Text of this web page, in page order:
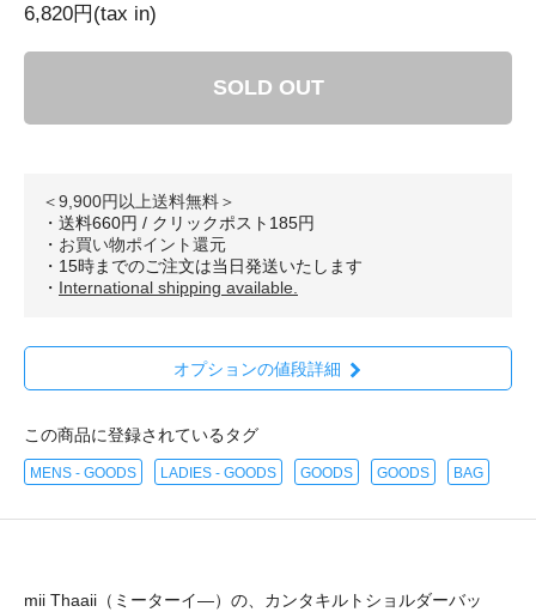
6,820円(tax in)
SOLD OUT
＜9,900円以上送料無料＞
・送料660円 / クリックポスト185円
・ お買い物ポイント還元
・15時までのご注文は当日発送いたします
・ International shipping available.
オプションの値段詳細
この商品に登録されているタグ
MENS - GOODS LADIES - GOODS GOODS GOODS BAG
mii Thaaii（ミーターイ―）の、カンタキルトショルダーバッ